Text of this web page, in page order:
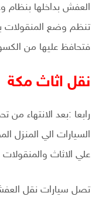
العفش بداخلها بنظام
تنظم وضع المنقولات
فتحافظ عليها من
نقل اثاث مكة
رابعا :بعد الانتهاء
السيارات الي المنزل
علي الاثاث
تصل سيارات نقل